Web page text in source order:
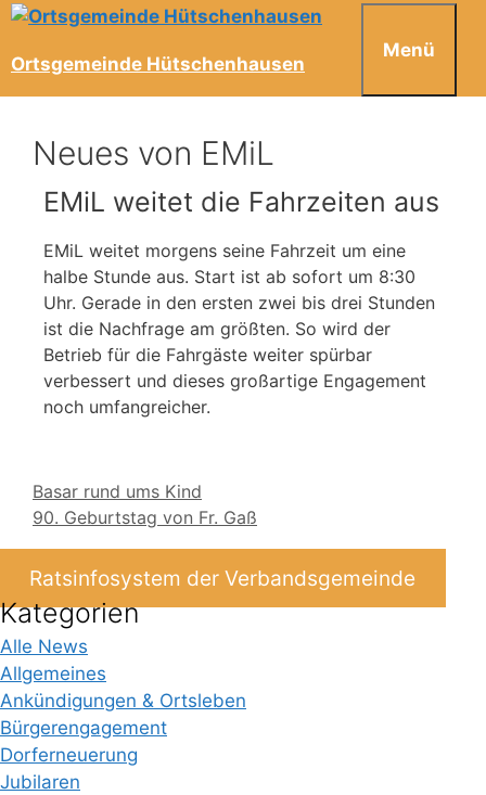
Ortsgemeinde Hütschenhausen
Menü
Neues von EMiL
EMiL weitet die Fahrzeiten aus
EMiL weitet morgens seine Fahrzeit um eine
halbe Stunde aus. Start ist ab sofort um 8:30
Uhr. Gerade in den ersten zwei bis drei Stunden
ist die Nachfrage am größten. So wird der
Betrieb für die Fahrgäste weiter spürbar
verbessert und dieses großartige Engagement
noch umfangreicher.
Basar rund ums Kind
90. Geburtstag von Fr. Gaß
Ratsinfosystem der Verbandsgemeinde
Kategorien
Alle News
Allgemeines
Ankündigungen & Ortsleben
Bürgerengagement
Dorferneuerung
Jubilaren